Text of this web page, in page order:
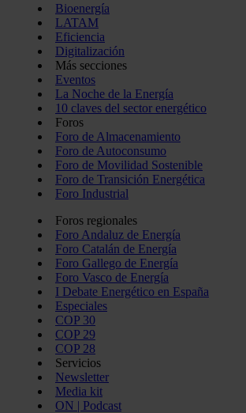
Bioenergía
LATAM
Eficiencia
Digitalización
Más secciones
Eventos
La Noche de la Energía
10 claves del sector energético
Foros
Foro de Almacenamiento
Foro de Autoconsumo
Foro de Movilidad Sostenible
Foro de Transición Energética
Foro Industrial
Foros regionales
Foro Andaluz de Energía
Foro Catalán de Energía
Foro Gallego de Energía
Foro Vasco de Energía
I Debate Energético en España
Especiales
COP 30
COP 29
COP 28
Servicios
Newsletter
Media kit
ON | Podcast